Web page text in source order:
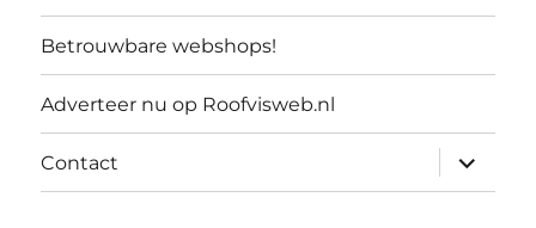
Betrouwbare webshops!
Adverteer nu op Roofvisweb.nl
Contact